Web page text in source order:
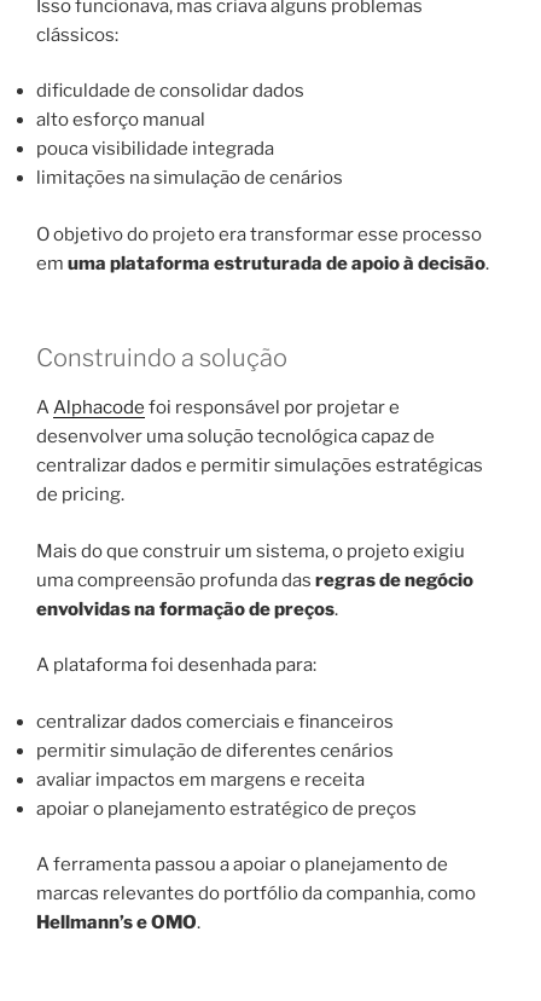
Isso funcionava, mas criava alguns problemas
clássicos:
dificuldade de consolidar dados
alto esforço manual
pouca visibilidade integrada
limitações na simulação de cenários
O objetivo do projeto era transformar esse processo
em uma plataforma estruturada de apoio à decisão.
Construindo a solução
AAlphacode foi responsável por projetar e
desenvolver uma solução tecnológica capaz de
centralizar dados e permitir simulações estratégicas
de pricing.
Mais do que construir um sistema, o projeto exigiu
uma compreensão profunda das regras de negócio
envolvidas na formação de preços.
A plataforma foi desenhada para:
centralizar dados comerciais e financeiros
permitir simulação de diferentes cenários
avaliar impactos em margens e receita
apoiar o planejamento estratégico de preços
A ferramenta passou a apoiar o planejamento de
marcas relevantes do portfólio da companhia, como
Hellmann’s e OMO.